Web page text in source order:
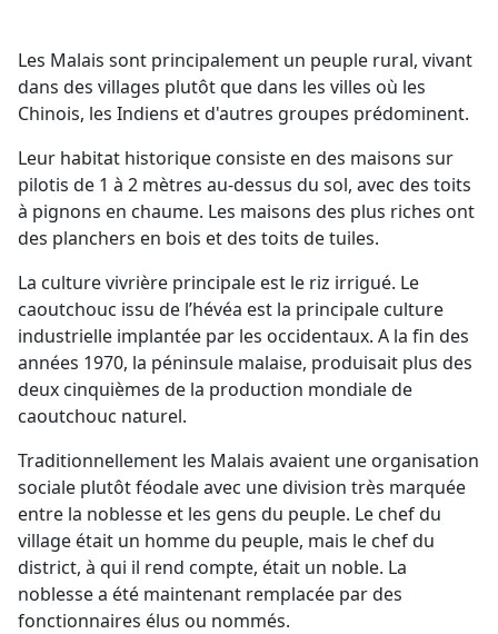
Les Malais sont principalement un peuple rural, vivant
dans des villages plutôt que dans les villes où les
Chinois, les Indiens et d'autres groupes prédominent.
Leur habitat historique consiste en des maisons sur
pilotis de 1 à 2 mètres au-dessus du sol, avec des toits
à pignons en chaume. Les maisons des plus riches ont
des planchers en bois et des toits de tuiles.
La culture vivrière principale est le riz irrigué. Le
caoutchouc issu de l’hévéa est la principale culture
industrielle implantée par les occidentaux. A la fin des
années 1970, la péninsule malaise, produisait plus des
deux cinquièmes de la production mondiale de
caoutchouc naturel.
Traditionnellement les Malais avaient une organisation
sociale plutôt féodale avec une division très marquée
entre la noblesse et les gens du peuple. Le chef du
village était un homme du peuple, mais le chef du
district, à qui il rend compte, était un noble. La
noblesse a été maintenant remplacée par des
fonctionnaires élus ou nommés.